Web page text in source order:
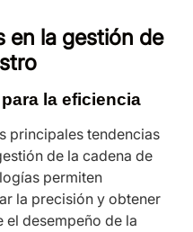
en la gestión de
la eficiencia
principales tendencias
de la cadena de
permiten
la precisión y obtener
desempeño de la